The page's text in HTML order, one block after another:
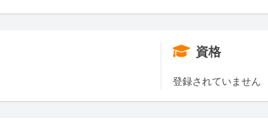
資格
登録されていません